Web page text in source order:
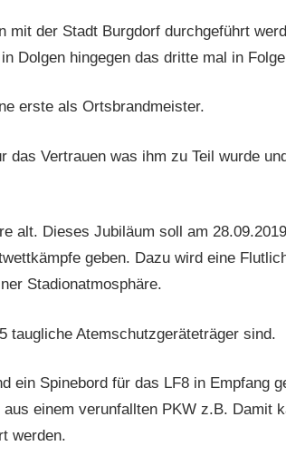
mit der Stadt Burgdorf durchgeführt
Dolgen hingegen das dritte mal in
erste als Ortsbrandmeister.
das Vertrauen was ihm zu Teil wurde
alt. Dieses Jubiläum soll am
geben. Dazu wird eine
Stadionatmosphäre.
taugliche Atemschutzgeräteträger sind.
ein Spinebord für das LF8 in Empfang
einem verunfallten PKW z.B. Damit
werden.